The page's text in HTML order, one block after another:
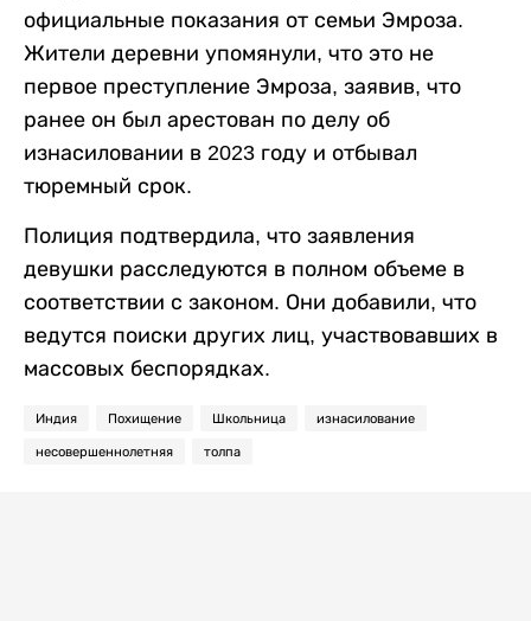
официальные показания от семьи Эмроза.
Жители деревни упомянули, что это не
первое преступление Эмроза, заявив, что
ранее он был арестован по делу об
изнасиловании в 2023 году и отбывал
тюремный срок.
Полиция подтвердила, что заявления
девушки расследуются в полном объеме в
соответствии с законом. Они добавили, что
ведутся поиски других лиц, участвовавших в
массовых беспорядках.
Индия Похищение Школьница изнасилование
несовершеннолетняя толпа